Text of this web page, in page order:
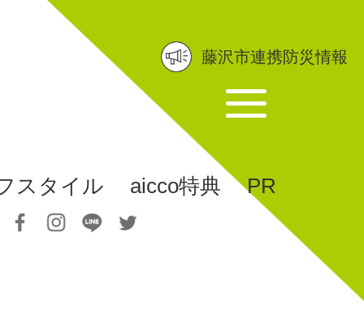
スタイル aicco特典 PR
藤沢市連携防災情報